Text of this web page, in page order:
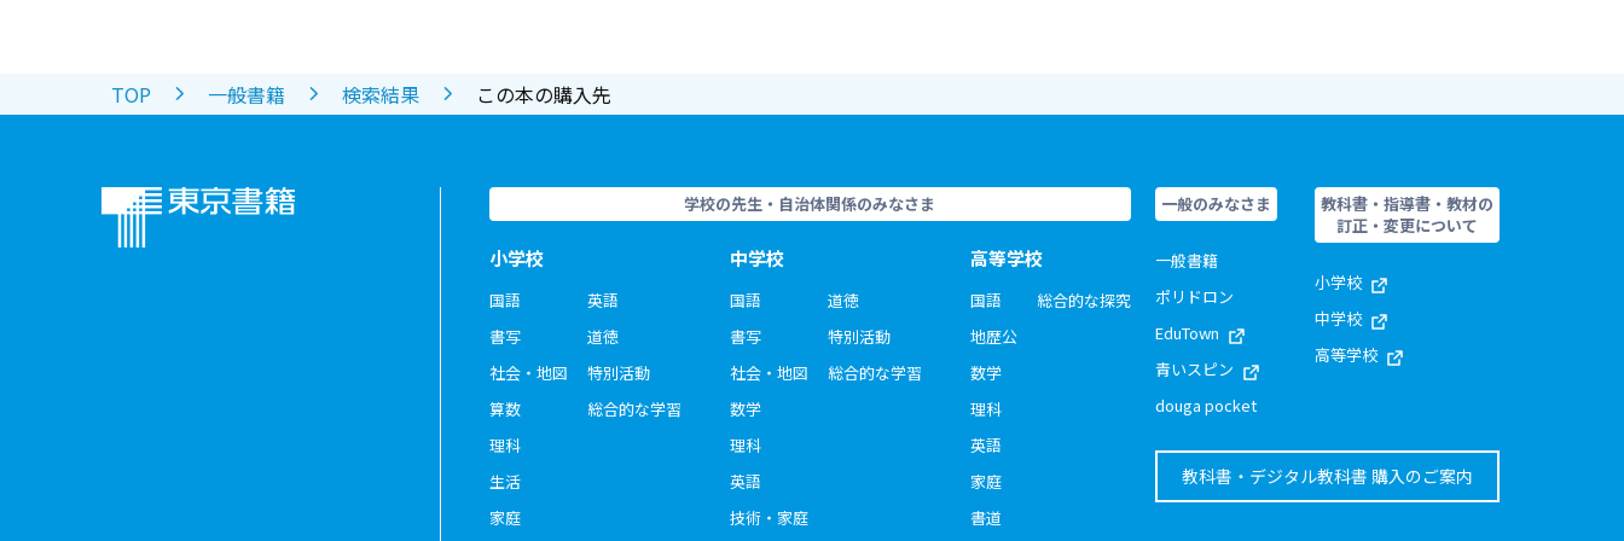
TOP 一般書籍 検索結果 この本の購入先
学校の先生・自治体関係のみなさま
小学校
国語
書写
社会・地図
算数
理科
生活
家庭
英語
道徳
特別活動
総合的な学習
中学校
国語
書写
社会・地図
数学
理科
英語
技術・家庭
道徳
特別活動
総合的な学習
高等学校
国語
地歴公
数学
理科
英語
家庭
書道
総合的な探究
一般のみなさま
一般書籍
ポリドロン
EduTown
青いスピン
douga pocket
教科書・指導書・教材の
訂正・変更について
小学校
中学校
高等学校
教科書・デジタル教科書 購入のご案内